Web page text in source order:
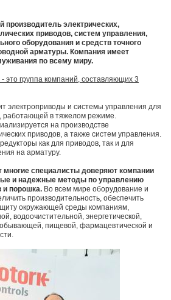
производитель электрических,
приводов, систем управления,
оборудования и средств точного
арматуры. Компания имеет
по всему миру.
это группа компаний, составляющих 3
электроприводы и системы управления для
работающей в тяжелом режиме.
на производстве
приводов, а также систем управления.
как для приводов, так и для
на арматуру.
многие специалисты доверяют компании
и надежные методы по управлению
и порошка. Во всем мире оборудование и
производительность, обеспечить
окружающей среды компаниям,
водоочистительной, энергетической,
пищевой, фармацевтической и